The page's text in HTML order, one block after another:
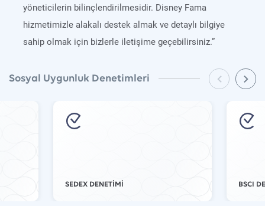
yöneticilerin bilinçlendirilmesidir. Disney Fama
hizmetimizle alakalı destek almak ve detaylı bilgiye
sahip olmak için bizlerle iletişime geçebilirsiniz.”
Sosyal Uygunluk Denetimleri
SEDEX DENETİMİ BSCI